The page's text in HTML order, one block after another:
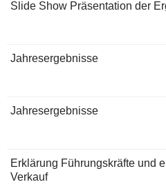
Slide Show Präsentation der
Jahresergebnisse
Jahresergebnisse
Erklärung Führungskräfte und
Verkauf